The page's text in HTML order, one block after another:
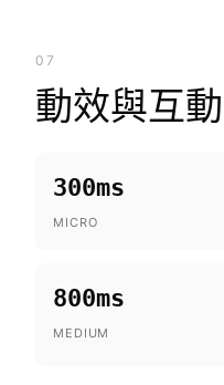
07
動效與互動
300ms
MICRO
800ms
MEDIUM